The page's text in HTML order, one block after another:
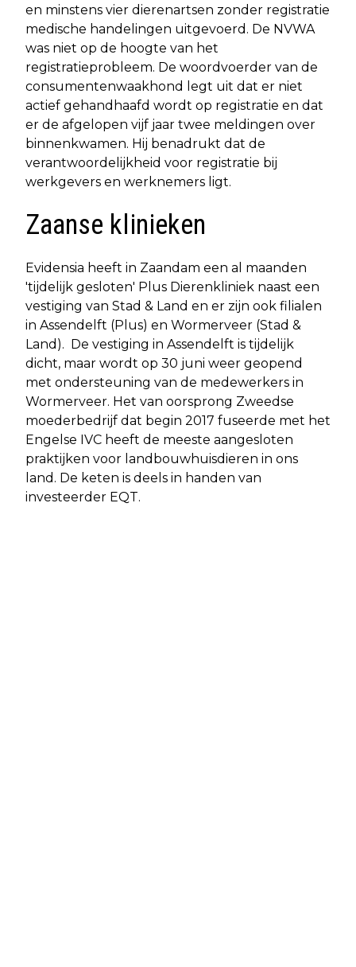
en minstens vier dierenartsen zonder registratie
medische handelingen uitgevoerd. De NVWA
was niet op de hoogte van het
registratieprobleem. De woordvoerder van de
consumentenwaakhond legt uit dat er niet
actief gehandhaafd wordt op registratie en dat
er de afgelopen vijf jaar twee meldingen over
binnenkwamen. Hij benadrukt dat de
verantwoordelijkheid voor registratie bij
werkgevers en werknemers ligt.
Zaanse klinieken
Evidensia heeft in Zaandam een al maanden
'tijdelijk gesloten' Plus Dierenkliniek naast een
vestiging van Stad & Land en er zijn ook filialen
in Assendelft (Plus) en Wormerveer (Stad &
Land). De vestiging in Assendelft is tijdelijk
dicht, maar wordt op 30 juni weer geopend
met ondersteuning van de medewerkers in
Wormerveer. Het van oorsprong Zweedse
moederbedrijf dat begin 2017 fuseerde met het
Engelse IVC heeft de meeste aangesloten
praktijken voor landbouwhuisdieren in ons
land. De keten is deels in handen van
investeerder EQT.